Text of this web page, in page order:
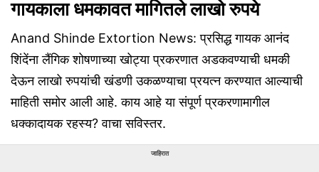
गायकाला धमकावत मागितले लाखो रुपये
Anand Shinde Extortion News: प्रसिद्ध गायक आनंद
शिंदेंना लैंगिक शोषणाच्या खोट्या प्रकरणात अडकवण्याची धमकी
देऊन लाखो रुपयांची खंडणी उकळण्याचा प्रयत्न करण्यात आल्याची
माहिती समोर आली आहे. काय आहे या संपूर्ण प्रकरणामागील
धक्कादायक रहस्य? वाचा सविस्तर.
जाहिरात